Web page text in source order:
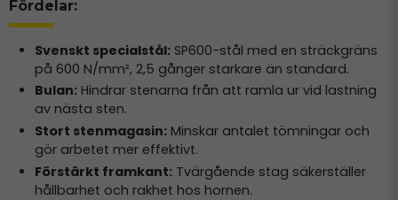
Fördelar:
Svenskt specialstål:SP600-stål med en sträckgräns
på 600 N/mm², 2,5 gånger starkare än standard.
Bulan:Hindrar stenarna från att ramla ur vid lastning
av nästa sten.
Stort stenmagasin:Minskar antalet tömningar och
gör arbetet mer effektivt.
Förstärkt framkant:Tvärgående stag säkerställer
hållbarhet och rakhet hos hornen.